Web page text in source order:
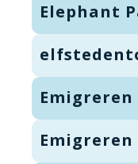
Elephant
Emigreren
Emigreren